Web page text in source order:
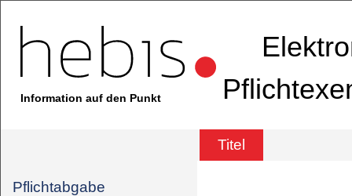
Information auf den Punkt
Titel
Pflichtabgabe